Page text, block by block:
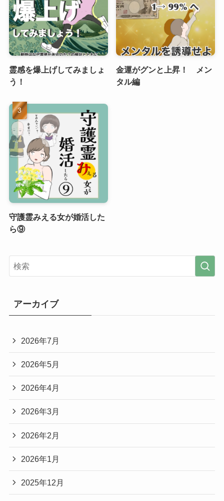
霊感を爆上げしてみましょ
う！
金運がグンと上昇！ メン
タル編
守護霊みえる女が婚活した
ら⑨
アーカイブ
2026年7月
2026年5月
2026年4月
2026年3月
2026年2月
2026年1月
2025年12月